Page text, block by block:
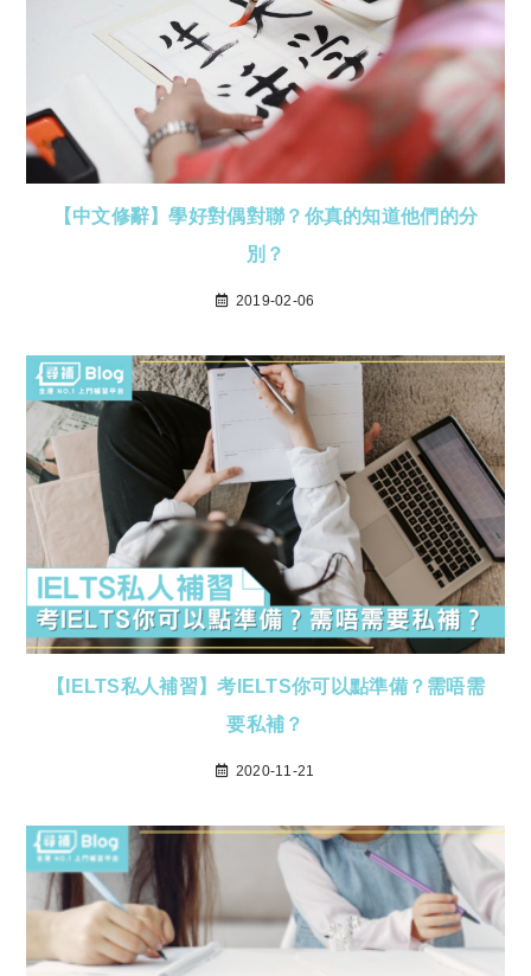
【中文修辭】學好對偶對聯？你真的知道他們的分
別？
2019-02-06
【IELTS私人補習】考IELTS你可以點準備？需唔需
要私補？
2020-11-21